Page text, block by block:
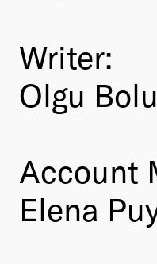
Writer:
Olgu
Account
Elena